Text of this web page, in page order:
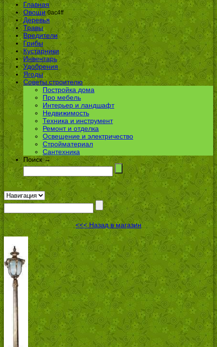
Главная
Овощи 0ac4ff
Деревья
Травы
Вредители
Грибы
Кустарники
Инвентарь
Удобрения
Ягоды
Советы строителю
Постройка дома
Про мебель
Интерьер и ландшафт
Недвижимость
Техника и инструмент
Ремонт и отделка
Освещение и электричество
Стройматериал
Сантехника
Поиск →
<<< Назад в магазин